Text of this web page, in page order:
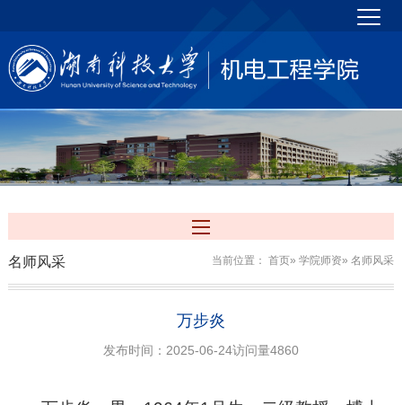
当前位置：首页»学院师资» 名师风采
名师风采
万步炎
发布时间：2025-06-24访问量4860